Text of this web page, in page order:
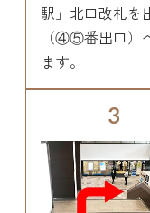
駅」北口改札を
（④⑤番出口）
ます。
3